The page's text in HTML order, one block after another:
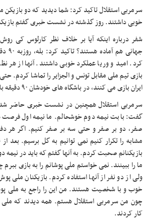
سرمربی استقلال تاکید کرد: شما دیدید که دو
خوبی داشتند. روز گذشته در نشست خبری گفتم
شفر درباره اینکه آیا بر خلاف نظر کارلوس کی
جهانی
کرد. امید و وریا عملکرد خوبی داشتند. آنها از هر
بازی تیم ملی مقابل تونس و الجزایر را تماشا کردم.
ایران بازی می کنند، در باشگاه های خودشان ۹۰ دقیقه بازی نمی کنند.
سرمربی استقلال همچنین در نشست خبری حاضر شد
گفت: بابت نیمه دوم خوشحالم. ما نیمه اول فرصت
صفر، دو بر صفر و حتی سه بر صفر کنیم. اگر هر
مشابه را تکرار کنیم نمی توانیم به گل برسیم. بعد از
بازیکنانم صحبت کردم. به آنها گفتم که باید در
ما را ببینند. نمی خواستم ملی پوشانم را به بازی
ولی از دو نفر از آنها استفاده کردم. بازیکنان ملی
خوب و با شخصیت هستند. من این را راجع به ملی
چون من سرمربی استقلال هستم. همه دیدند که
کار کردند.